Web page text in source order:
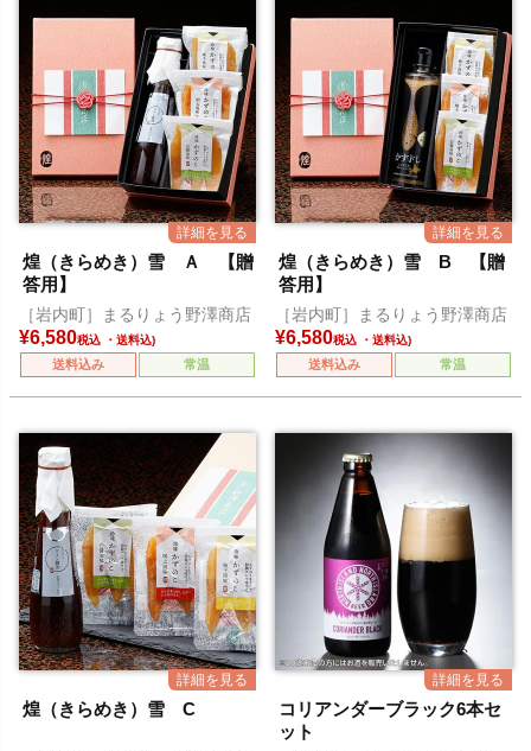
煌（きらめき）雪 Ａ 【贈
答用】
［岩内町］まるりょう野澤商店
¥6,580税込
送料込み 常温
煌（きらめき）雪 B 【贈
答用】
［岩内町］まるりょう野澤商店
¥6,580税込
送料込み 常温
煌（きらめき）雪 C
コリアンダーブラック6本セ
ット